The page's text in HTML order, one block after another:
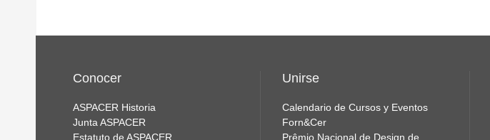
Conocer
ASPACER Historia
Junta ASPACER
Estatuto de ASPACER
Unirse
Calendario de Cursos y Eventos
Forn&Cer
Prêmio Nacional de Design de